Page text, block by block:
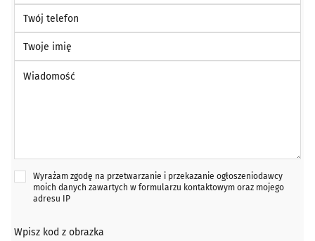
Twój telefon
Twoje imię
Wyrażam zgodę na przetwarzanie i przekazanie ogłoszeniodawcy
moich danych zawartych w formularzu kontaktowym oraz mojego
adresu IP
Wpisz kod z obrazka